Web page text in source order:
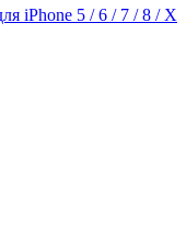
iPhone 5 / 6 / 7 / 8 / X